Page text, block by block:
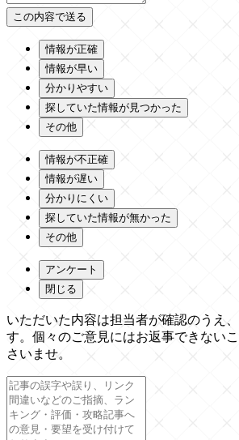
情報が正確
情報が早い
分かりやすい
探していた情報が見つかった
その他
情報が不正確
情報が遅い
分かりにくい
探していた情報が無かった
その他
アンケート
閉じる
いただいた内容は担当者が確認のうえ
す。個々のご意見にはお返事できない
さいませ。